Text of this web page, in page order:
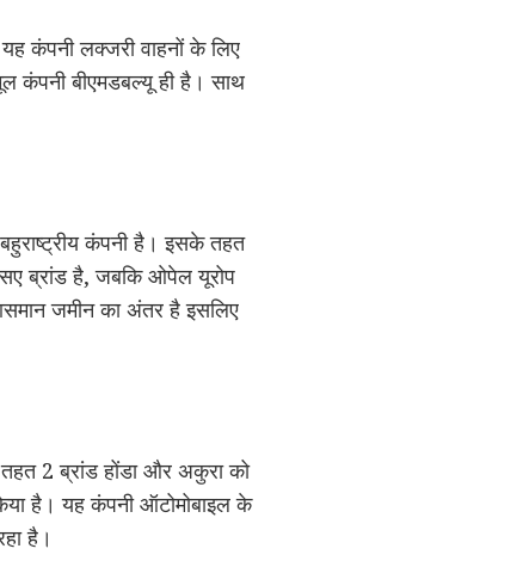
कंपनी लक्जरी वाहनों के लिए
कंपनी बीएमडबल्यू ही है। साथ
कंपनी है। इसके तहत
ब्रांड है, जबकि ओपेल यूरोप
जमीन का अंतर है इसलिए
2 ब्रांड होंडा और अकुरा को
है। यह कंपनी ऑटोमोबाइल के
है।